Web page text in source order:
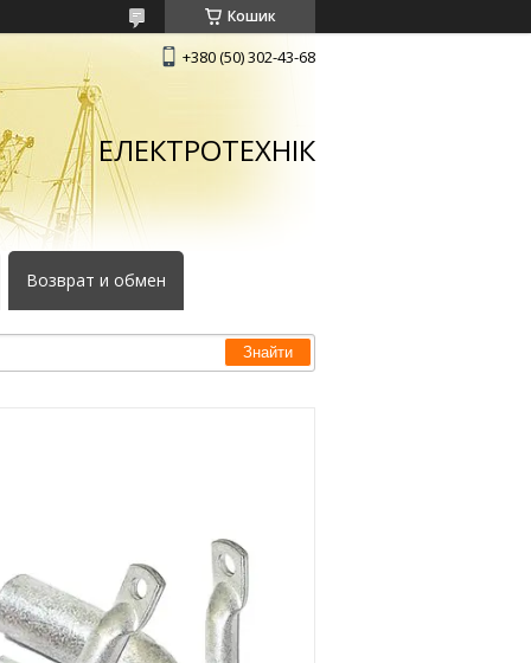
Кошик
+380 (50) 302-43-68
ЕЛЕКТРОТЕХНІК
Возврат и обмен
Знайти